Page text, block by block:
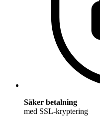
Säker betalning
med SSL-kryptering